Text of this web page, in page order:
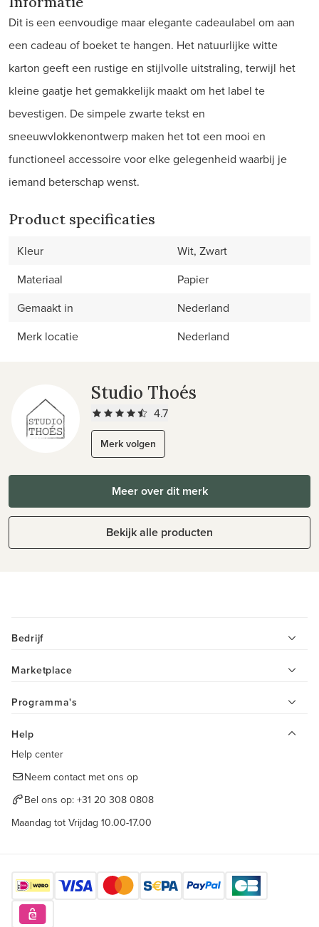
Dit is een eenvoudige maar elegante cadeaulabel om aan
een cadeau of boeket te hangen. Het natuurlijke witte
karton geeft een rustige en stijlvolle uitstraling, terwijl het
kleine gaatje het gemakkelijk maakt om het label te
bevestigen. De simpele zwarte tekst en
sneeuwvlokkenontwerp maken het tot een mooi en
functioneel accessoire voor elke gelegenheid waarbij je
iemand beterschap wenst.
Product specificaties
Kleur
Wit, Zwart
Materiaal
Papier
Gemaakt in
Nederland
Merk locatie
Nederland
Studio Thoés
4.7
Merk volgen
Meer over dit merk
Bekijk alle producten
Bedrijf
Marketplace
Programma's
Help
Help center
Neem contact met ons op
Bel ons op: +31 20 308 0808
Maandag tot Vrijdag 10.00-17.00